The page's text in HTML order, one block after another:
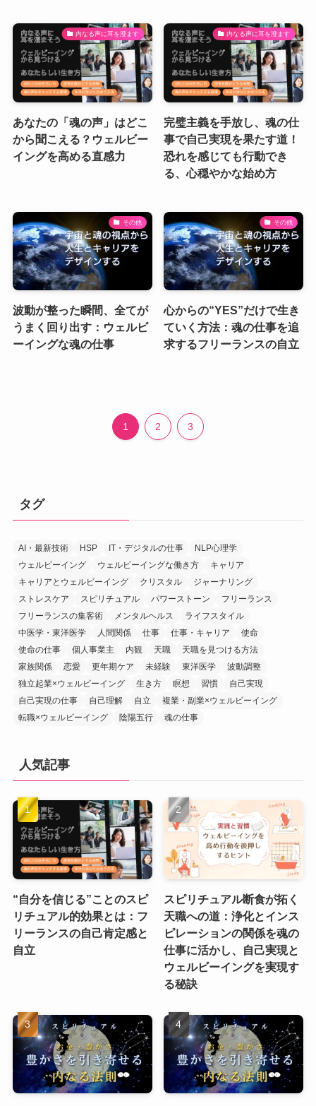
内なる声に耳を澄ます
あなたの「魂の声」はどこ
から聞こえる？ウェルビー
イングを高める直感力
内なる声に耳を澄ます
完璧主義を手放し、魂の仕
事で自己実現を果たす道！
恐れを感じても行動でき
る、心穏やかな始め方
その他
波動が整った瞬間、全てが
うまく回り出す：ウェルビ
ーイングな魂の仕事
その他
心からの“YES”だけで生き
ていく方法：魂の仕事を追
求するフリーランスの自立
1 2 3
タグ
AI・最新技術 HSP IT・デジタルの仕事
NLP心理学
ウェルビーイング
ウェルビーイングな働き方
キャリア
キャリアとウェルビーイング
クリスタル
ジャーナリング
ストレスケア
スピリチュアル パワーストーン
フリーランス
フリーランスの集客術
メンタルヘルス
ライフスタイル
中医学・東洋医学
人間関係 仕事 仕事・キャリア
使命
使命の仕事
個人事業主 内観 天職
天職を見つける方法
家族関係
恋愛 更年期ケア 未経験 東洋医学
波動調整
独立起業×ウェルビーイング
生き方 瞑想 習慣
自己実現
自己実現の仕事
自己理解 自立
複業・副業×ウェルビーイング
転職×ウェルビーイング
陰陽五行 魂の仕事
人気記事
“自分を信じる”ことのスピ
リチュアル的効果とは：フ
リーランスの自己肯定感と
自立
スピリチュアル断食が拓く
天職への道：浄化とインス
ピレーションの関係を魂の
仕事に活かし、自己実現と
ウェルビーイングを実現す
る秘訣